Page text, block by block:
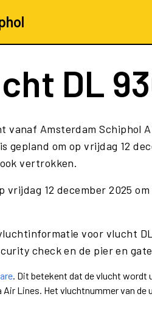
DL
vanaf Amsterdam Schiphol
is gepland om op vrijdag 12
vertrokken.
12 december 2025
voor vlucht
check en de pier en
. Dit betekent dat de vlucht wordt
Lines. Het vluchtnummer van